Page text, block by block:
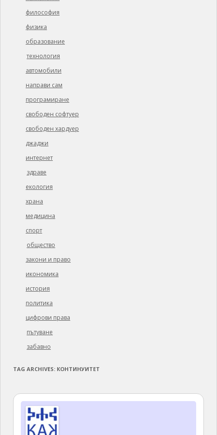
философия
физика
образование
технология
автомобили
направи сам
програмиране
свободен софтуер
свободен хардуер
джаджи
интернет
здраве
екология
храна
медицина
спорт
общество
закони и право
икономика
история
политика
цифрови права
пътуване
забавно
TAG ARCHIVES: КОНТИНУИТЕТ